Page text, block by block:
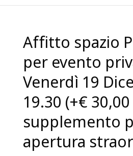
Affitto spazio
per evento
Venerdì 19
19.30 (+€ 30,00
supplemento
apertura